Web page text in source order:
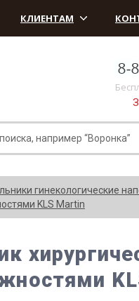
КЛИЕНТАМ
гинекологические
KLS Martin